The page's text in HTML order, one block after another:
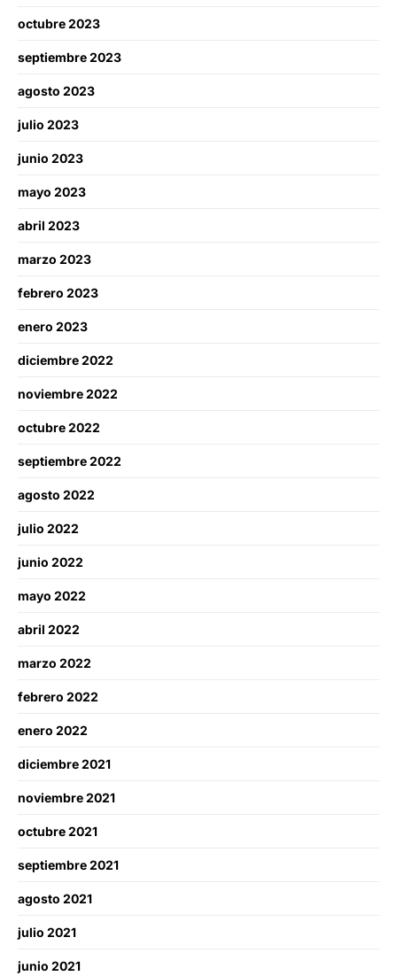
octubre 2023
septiembre 2023
agosto 2023
julio 2023
junio 2023
mayo 2023
abril 2023
marzo 2023
febrero 2023
enero 2023
diciembre 2022
noviembre 2022
octubre 2022
septiembre 2022
agosto 2022
julio 2022
junio 2022
mayo 2022
abril 2022
marzo 2022
febrero 2022
enero 2022
diciembre 2021
noviembre 2021
octubre 2021
septiembre 2021
agosto 2021
julio 2021
junio 2021